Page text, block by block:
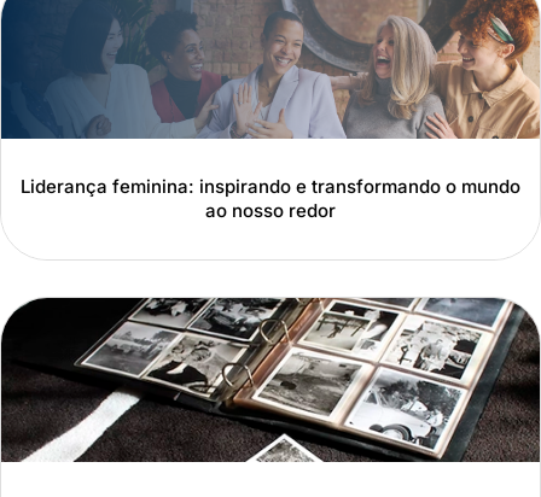
Liderança feminina: inspirando e transformando o mundo
ao nosso redor